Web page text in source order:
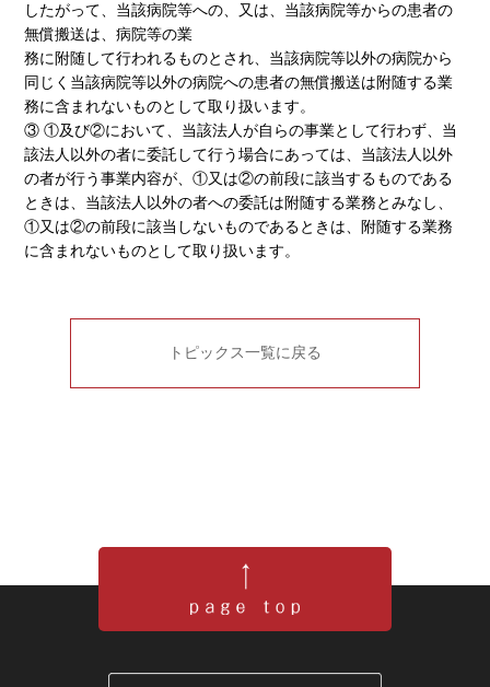
したがって、当該病院等への、又は、当該病院等からの患者の
無償搬送は、病院等の業
務に附随して行われるものとされ、当該病院等以外の病院から
同じく当該病院等以外の病院への患者の無償搬送は附随する業
務に含まれないものとして取り扱います。
③ ①及び②において、当該法人が自らの事業として行わず、当
該法人以外の者に委託して行う場合にあっては、当該法人以外
の者が行う事業内容が、①又は②の前段に該当するものである
ときは、当該法人以外の者への委託は附随する業務とみなし、
①又は②の前段に該当しないものであるときは、附随する業務
に含まれないものとして取り扱います。
トピックス一覧に戻る